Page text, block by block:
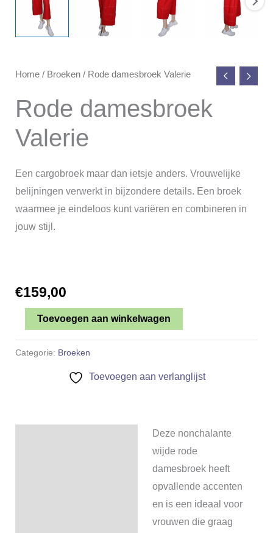
Home/ Broeken/ Rode damesbroek Valerie
Rode damesbroek
Valerie
Een cargobroek maar dan ietsje anders. Vrouwelijke
belijningen verwerkt in bijzondere details. Een broek
waarmee je eindeloos kunt variëren en combineren in
jouw stijl.
€159,00
Rode
Valerie
Toevoegen aan winkelwagen
Categorie: Broeken
Toevoegen aan verlanglijst
Deze nonchalante
wijde rode
damesbroek heeft
opvallende accenten
en is een ideaal voor
vrouwen die graag